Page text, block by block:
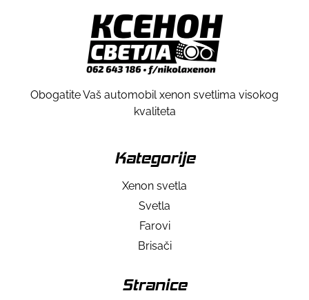
Obogatite Vaš automobil xenon svetlima visokog
kvaliteta
Kategorije
Xenon svetla
Svetla
Farovi
Brisači
Stranice